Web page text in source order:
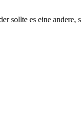
sollte es eine andere,